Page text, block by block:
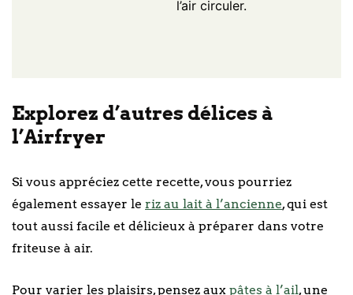
l’air circuler.
Explorez d’autres délices à
l’Airfryer
Si vous appréciez cette recette, vous pourriez
également essayer le riz au lait à l’ancienne, qui est
tout aussi facile et délicieux à préparer dans votre
friteuse à air.
Pour varier les plaisirs, pensez aux pâtes à l’ail, une